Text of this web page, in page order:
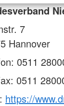
7
Hannover
0511
0511
https://